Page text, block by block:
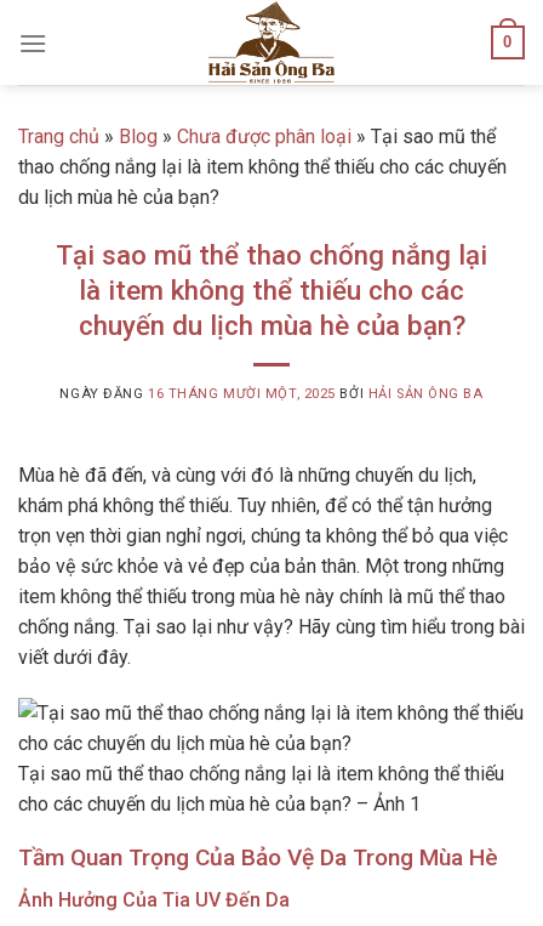
0
Trang chủ » Blog » Chưa được phân loại » Tại sao mũ thể
thao chống nắng lại là item không thể thiếu cho các chuyến
du lịch mùa hè của bạn?
Tại sao mũ thể thao chống nắng lại
là item không thể thiếu cho các
chuyến du lịch mùa hè của bạn?
NGÀY ĐĂNG 16 THÁNG MƯỜI MỘT, 2025 BỞI HẢI SẢN ÔNG BA
Mùa hè đã đến, và cùng với đó là những chuyến du lịch,
khám phá không thể thiếu. Tuy nhiên, để có thể tận hưởng
trọn vẹn thời gian nghỉ ngơi, chúng ta không thể bỏ qua việc
bảo vệ sức khỏe và vẻ đẹp của bản thân. Một trong những
item không thể thiếu trong mùa hè này chính là mũ thể thao
chống nắng. Tại sao lại như vậy? Hãy cùng tìm hiểu trong bài
viết dưới đây.
Tại sao mũ thể thao chống nắng lại là item không thể thiếu
cho các chuyến du lịch mùa hè của bạn? – Ảnh 1
Tầm Quan Trọng Của Bảo Vệ Da Trong Mùa Hè
Ảnh Hưởng Của Tia UV Đến Da